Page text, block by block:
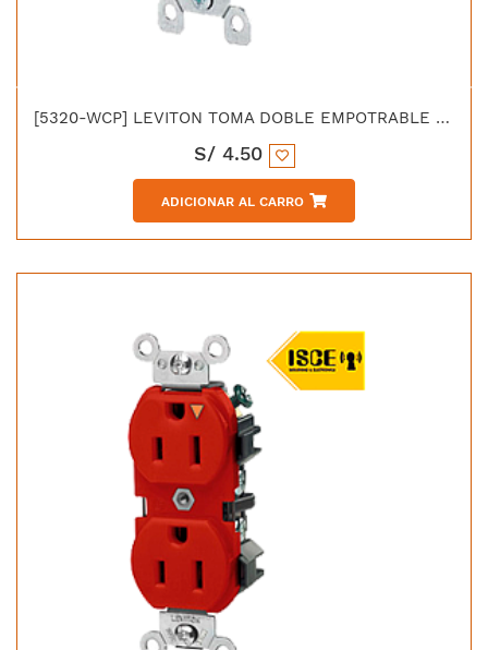
[5320-WCP] LEVITON TOMA DOBLE EMPOTRABLE L/T 15A 125V BLANCO
S/ 4.50
ADICIONAR AL CARRO